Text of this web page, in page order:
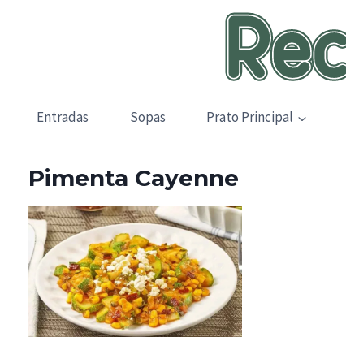
Entradas Sopas Prato Principal
Pimenta Cayenne